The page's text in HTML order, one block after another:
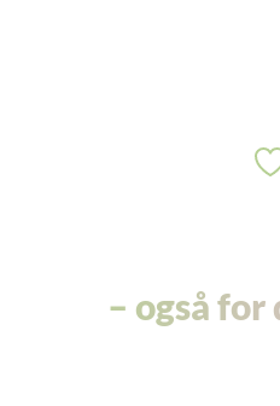
– også for